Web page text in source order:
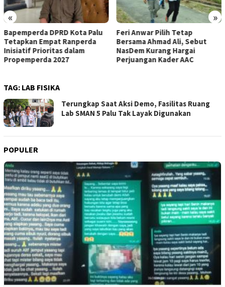
« »
Bapemperda DPRD Kota Palu
Tetapkan Empat Ranperda
Inisiatif Prioritas dalam
Propemperda 2027
Feri Anwar Pilih Tetap
Bersama Ahmad Ali, Sebut
NasDem Kurang Hargai
Perjuangan Kader AAC
TAG: LAB FISIKA
Terungkap Saat Aksi Demo, Fasilitas Ruang
Lab SMAN 5 Palu Tak Layak Digunakan
POPULER